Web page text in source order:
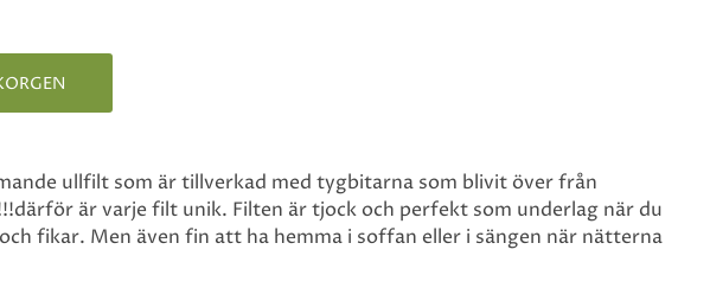
ullfilt som är tillverkad med tygbitarna som blivit över från
är varje filt unik. Filten är tjock och perfekt som underlag när du
fikar. Men även fin att ha hemma i soffan eller i sängen när nätterna